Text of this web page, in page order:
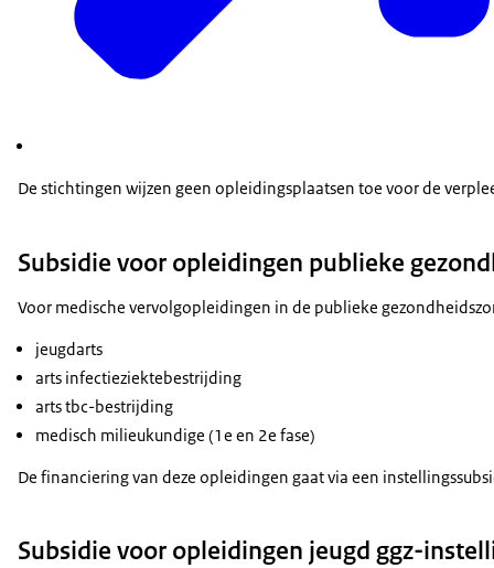
De stichtingen wijzen geen opleidingsplaatsen toe voor de
Subsidie voor opleidingen publieke
Voor medische vervolgopleidingen in de publieke
jeugdarts
arts infectieziektebestrijding
arts tbc-bestrijding
medisch milieukundige (1e en 2e fase)
De financiering van deze opleidingen gaat via een
Subsidie voor opleidingen jeugd ggz-